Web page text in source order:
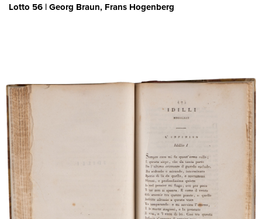
Lotto 56 | Georg Braun, Frans Hogenberg